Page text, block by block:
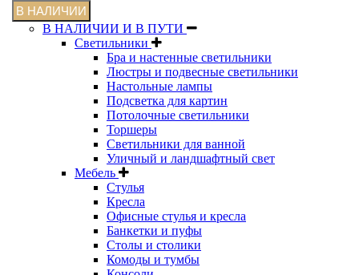
В НАЛИЧИИ
В НАЛИЧИИ И В ПУТИ
Светильники
Бра и настенные светильники
Люстры и подвесные светильники
Настольные лампы
Подсветка для картин
Потолочные светильники
Торшеры
Светильники для ванной
Уличный и ландшафтный свет
Мебель
Стулья
Кресла
Офисные стулья и кресла
Банкетки и пуфы
Столы и столики
Комоды и тумбы